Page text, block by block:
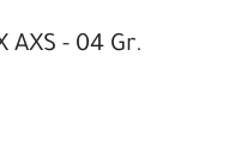
AXS - 04 Gr.